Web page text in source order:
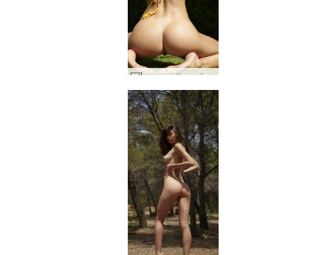
अन्ना एल हरित ऊर्जा #14